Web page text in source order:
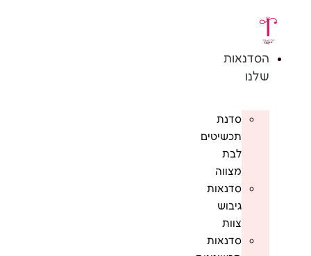
הסדנאות
שלנו
סדנת
תכשיטים
לבת
מצווה
סדנאות
גיבוש
צוות
סדנאות